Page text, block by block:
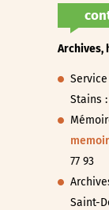
Archives,
Stains
77 93
Saint-